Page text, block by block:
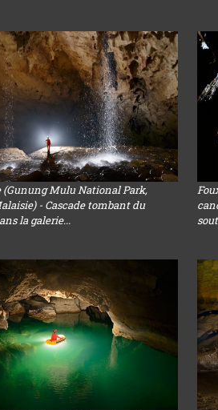
(Gunung Mulu National Park,
- Cascade tombant du
la galerie...